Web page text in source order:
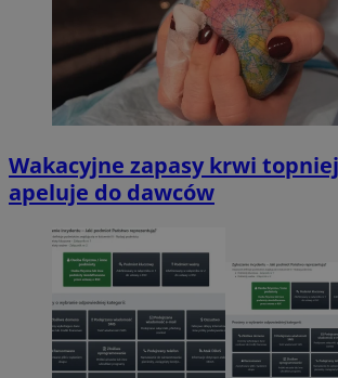
Wakacyjne zapasy krwi
apeluje do dawców